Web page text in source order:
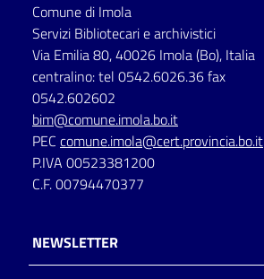
Seguici
su
Comune di Imola
Servizi Bibliotecari e archivistici
Via Emilia 80, 40026 Imola (Bo), Italia
centralino: tel 0542.6026.36 fax
0542.602602
bim@comune.imola.bo.it
PEC comune.imola@cert.provincia.bo.it
P.IVA 00523381200
C.F. 00794470377
NEWSLETTER